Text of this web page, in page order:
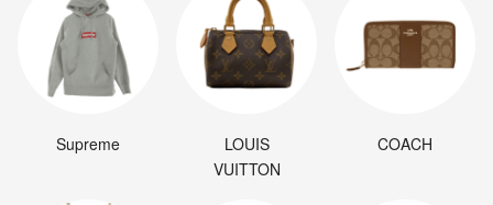
Supreme
LOUIS
VUITTON
COACH